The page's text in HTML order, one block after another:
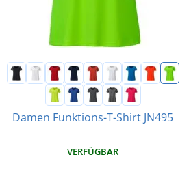
Damen Funktions-T-Shirt JN495
VERFÜGBAR